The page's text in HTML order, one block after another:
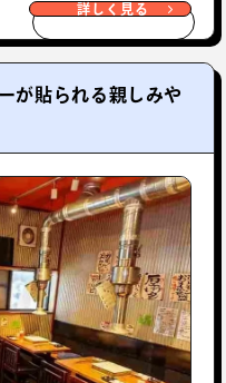
詳しく見る
が貼られる親しみや